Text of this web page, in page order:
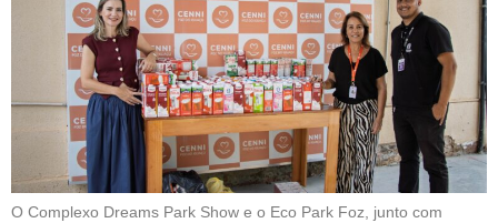
O Complexo Dreams Park Show e o Eco Park Foz, junto com